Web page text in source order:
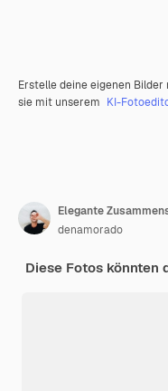
Erstelle deine eigenen Bilder
sie mit unserem KI-
denamorado
Diese Fotos könnten